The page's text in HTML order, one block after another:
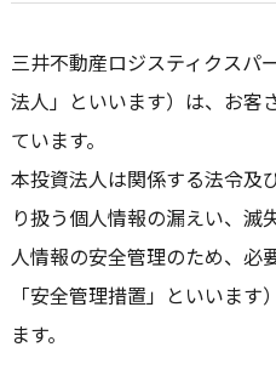
三井不動産ロジスティクスパ
法人」といいます）は、お客
ています。
本投資法人は関係する法令及
り扱う個人情報の漏えい、滅
人情報の安全管理のため、必
「安全管理措置」といいま
ます。